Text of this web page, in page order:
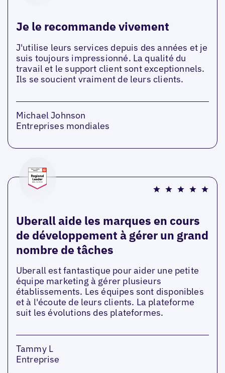
Je le recommande vivement
J'utilise leurs services depuis des années et je
suis toujours impressionné. La qualité du
travail et le support client sont exceptionnels.
Ils se soucient vraiment de leurs clients.
Michael Johnson
Entreprises mondiales
Uberall aide les marques en cours
de développement à gérer un grand
nombre de tâches
Uberall est fantastique pour aider une petite
équipe marketing à gérer plusieurs
établissements. Les équipes sont disponibles
et à l'écoute de leurs clients. La plateforme
suit les évolutions des plateformes.
Tammy L
Entreprise